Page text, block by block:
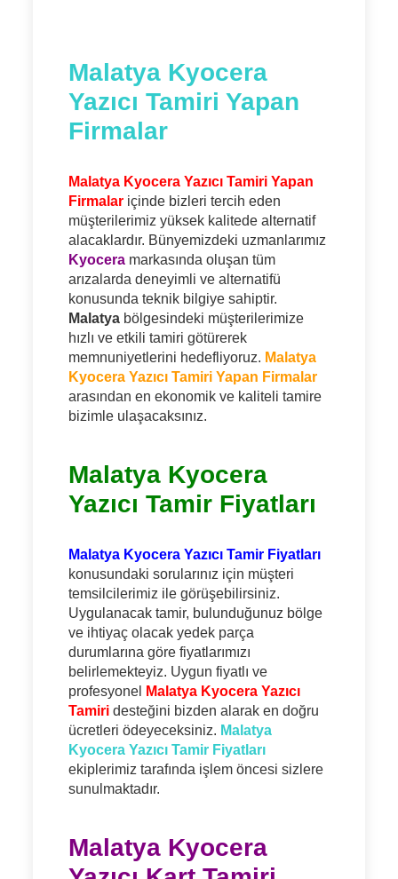
Malatya Kyocera
Yazıcı Tamiri Yapan
Firmalar
Malatya Kyocera Yazıcı Tamiri Yapan
Firmalar içinde bizleri tercih eden
müşterilerimiz yüksek kalitede alternatif
alacaklardır. Bünyemizdeki uzmanlarımız
Kyoceramarkasında oluşan tüm
arızalarda deneyimli ve alternatifü
konusunda teknik bilgiye sahiptir.
Malatyabölgesindeki müşterilerimize
hızlı ve etkili tamiri götürerek
memnuniyetlerini hedefliyoruz. Malatya
Kyocera Yazıcı Tamiri Yapan Firmalar
arasından en ekonomik ve kaliteli tamire
bizimle ulaşacaksınız.
Malatya Kyocera
Yazıcı Tamir Fiyatları
Malatya Kyocera Yazıcı Tamir Fiyatları
konusundaki sorularınız için müşteri
temsilcilerimiz ile görüşebilirsiniz.
Uygulanacak tamir, bulunduğunuz bölge
ve ihtiyaç olacak yedek parça
durumlarına göre fiyatlarımızı
belirlemekteyiz. Uygun fiyatlı ve
profesyonel
Malatya Kyocera Yazıcı
Tamiridesteğini bizden alarak en doğru
ücretleri ödeyeceksiniz. Malatya
Kyocera Yazıcı Tamir Fiyatları
ekiplerimiz tarafında işlem öncesi sizlere
sunulmaktadır.
Malatya Kyocera